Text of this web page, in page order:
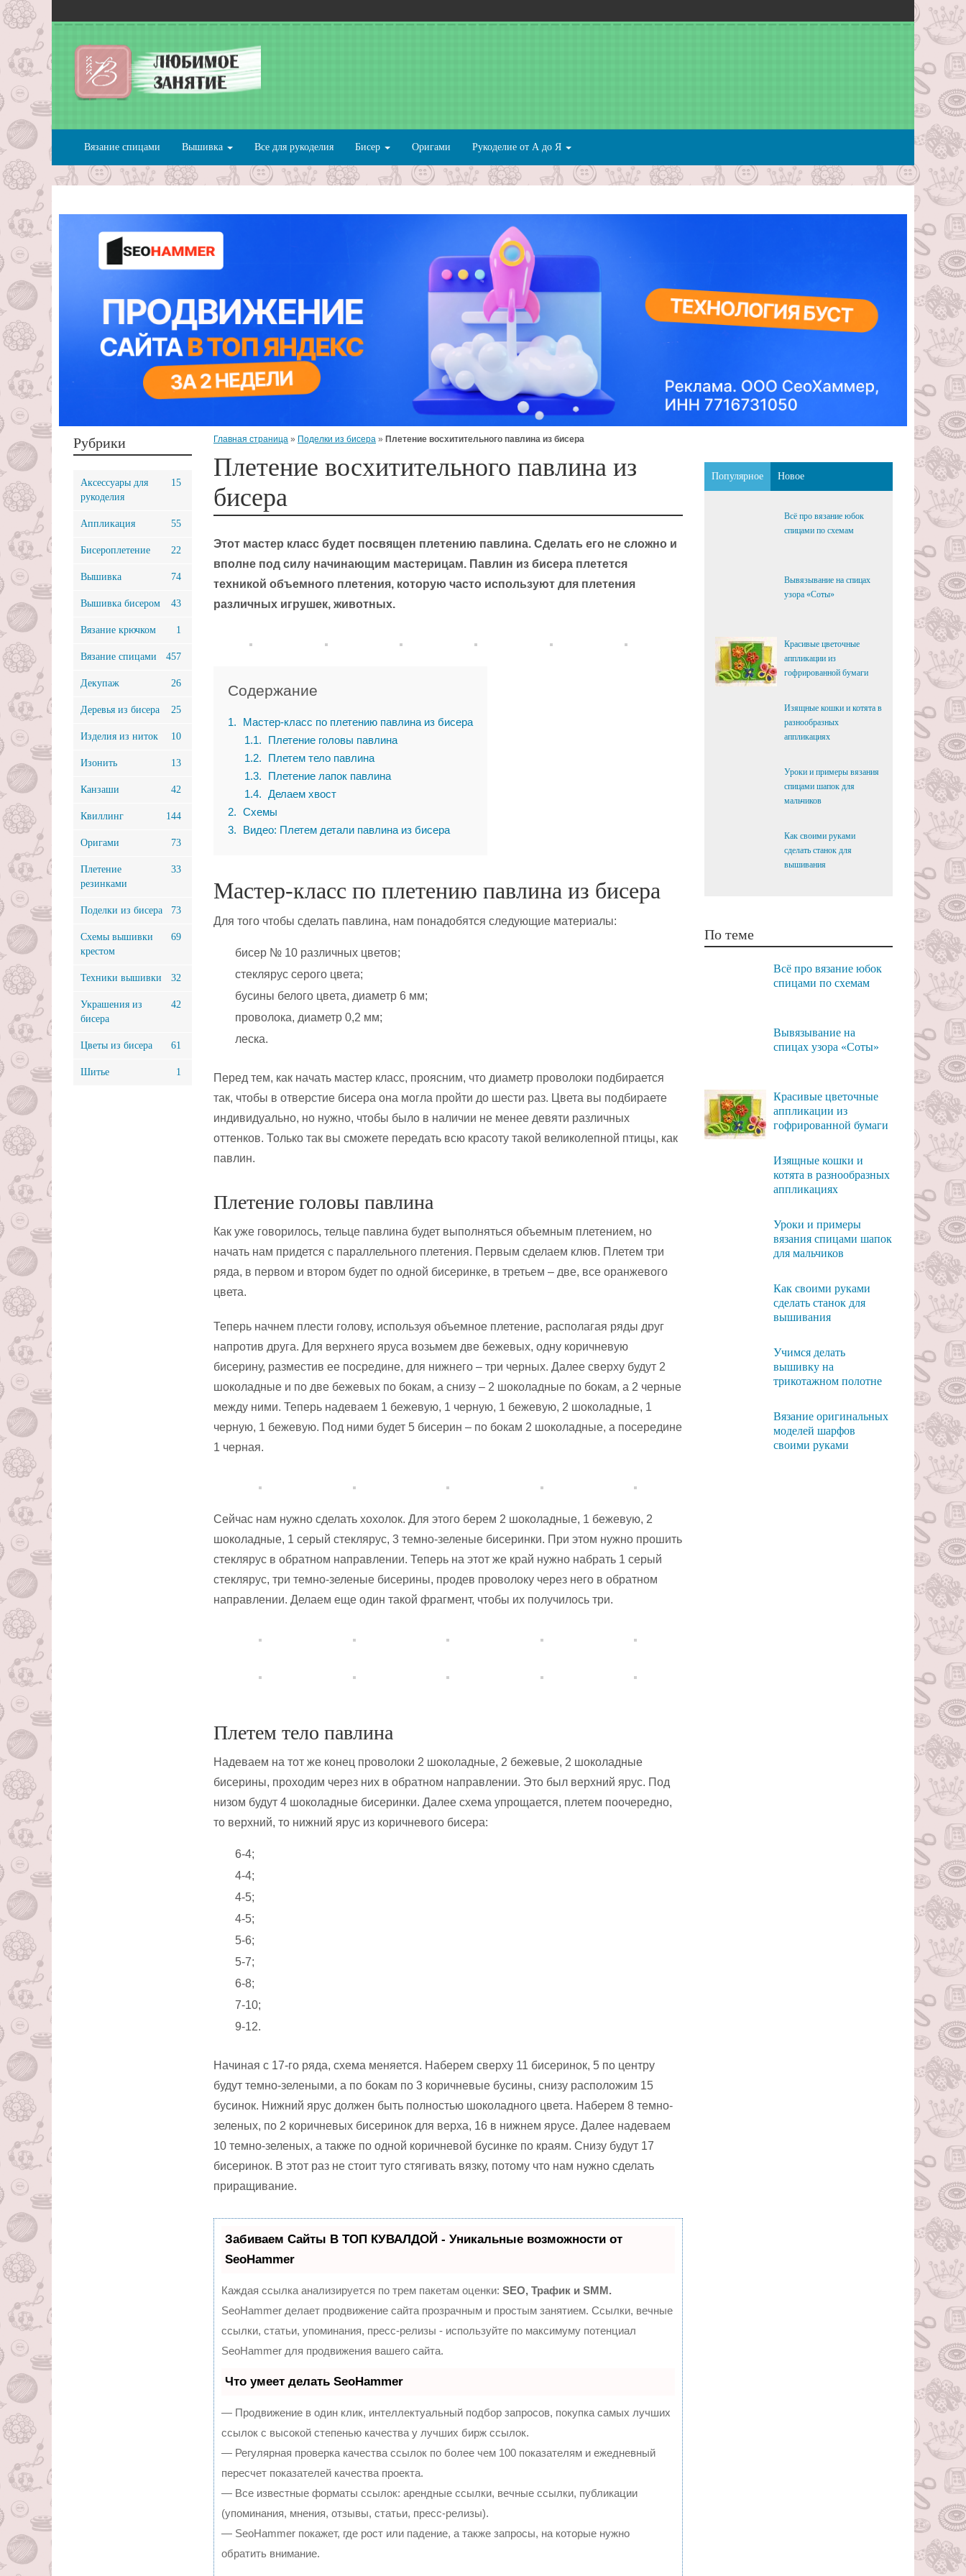
Вязание спицами Вышивка Все для рукоделия Бисер Оригами Рукоделие от А до Я
Главная страница » Поделки из бисера » Плетение восхитительного павлина из бисера
Плетение восхитительного павлина из
бисера
Этот мастер класс будет посвящен плетению павлина. Сделать его не сложно и
вполне под силу начинающим мастерицам. Павлин из бисера плетется
техникой объемного плетения, которую часто используют для плетения
различных игрушек, животных.
Содержание
1
Мастер-класс по плетению павлина из бисера
1.1
Плетение головы павлина
1.2
Плетем тело павлина
1.3
Плетение лапок павлина
1.4
Делаем хвост
2
Схемы
3
Видео: Плетем детали павлина из бисера
Мастер-класс по плетению павлина из бисера
Для того чтобы сделать павлина, нам понадобятся следующие материалы:
бисер № 10 различных цветов;
стеклярус серого цвета;
бусины белого цвета, диаметр 6 мм;
проволока, диаметр 0,2 мм;
леска.
Перед тем, как начать мастер класс, проясним, что диаметр проволоки подбирается
так, чтобы в отверстие бисера она могла пройти до шести раз. Цвета вы подбираете
индивидуально, но нужно, чтобы было в наличии не менее девяти различных
оттенков. Только так вы сможете передать всю красоту такой великолепной птицы, как
павлин.
Плетение головы павлина
Как уже говорилось, тельце павлина будет выполняться объемным плетением, но
начать нам придется с параллельного плетения. Первым сделаем клюв. Плетем три
ряда, в первом и втором будет по одной бисеринке, в третьем – две, все оранжевого
цвета.
Теперь начнем плести голову, используя объемное плетение, располагая ряды друг
напротив друга. Для верхнего яруса возьмем две бежевых, одну коричневую
бисерину, разместив ее посредине, для нижнего – три черных. Далее сверху будут 2
шоколадные и по две бежевых по бокам, а снизу – 2 шоколадные по бокам, а 2 черные
между ними. Теперь надеваем 1 бежевую, 1 черную, 1 бежевую, 2 шоколадные, 1
черную, 1 бежевую. Под ними будет 5 бисерин – по бокам 2 шоколадные, а посередине
1 черная.
Сейчас нам нужно сделать хохолок. Для этого берем 2 шоколадные, 1 бежевую, 2
шоколадные, 1 серый стеклярус, 3 темно-зеленые бисеринки. При этом нужно прошить
стеклярус в обратном направлении. Теперь на этот же край нужно набрать 1 серый
стеклярус, три темно-зеленые бисерины, продев проволоку через него в обратном
направлении. Делаем еще один такой фрагмент, чтобы их получилось три.
Плетем тело павлина
Надеваем на тот же конец проволоки 2 шоколадные, 2 бежевые, 2 шоколадные
бисерины, проходим через них в обратном направлении. Это был верхний ярус. Под
низом будут 4 шоколадные бисеринки. Далее схема упрощается, плетем поочередно,
то верхний, то нижний ярус из коричневого бисера:
6-4;
4-4;
4-5;
4-5;
5-6;
5-7;
6-8;
7-10;
9-12.
Начиная с 17-го ряда, схема меняется. Наберем сверху 11 бисеринок, 5 по центру
будут темно-зелеными, а по бокам по 3 коричневые бусины, снизу расположим 15
бусинок. Нижний ярус должен быть полностью шоколадного цвета. Наберем 8 темно-
зеленых, по 2 коричневых бисеринок для верха, 16 в нижнем ярусе. Далее надеваем
10 темно-зеленых, а также по одной коричневой бусинке по краям. Снизу будут 17
бисеринок. В этот раз не стоит туго стягивать вязку, потому что нам нужно сделать
приращивание.
Забиваем Сайты В ТОП КУВАЛДОЙ - Уникальные возможности от
SeoHammer
Каждая ссылка анализируется по трем пакетам оценки: SEO, Трафик и SMM.
SeoHammer делает продвижение сайта прозрачным и простым занятием. Ссылки, вечные
ссылки, статьи, упоминания, пресс-релизы - используйте по максимуму потенциал
SeoHammer для продвижения вашего сайта.
Что умеет делать SeoHammer
— Продвижение в один клик, интеллектуальный подбор запросов, покупка самых лучших
ссылок с высокой степенью качества у лучших бирж ссылок.
— Регулярная проверка качества ссылок по более чем 100 показателям и ежедневный
пересчет показателей качества проекта.
— Все известные форматы ссылок: арендные ссылки, вечные ссылки, публикации
(упоминания, мнения, отзывы, статьи, пресс-релизы).
— SeoHammer покажет, где рост или падение, а также запросы, на которые нужно
обратить внимание.
Популярное Новое
Всё про вязание юбок
спицами по схемам
Вывязывание на спицах
узора «Соты»
Красивые цветочные
аппликации из
гофрированной бумаги
Изящные кошки и котята в
разнообразных
аппликациях
Уроки и примеры вязания
спицами шапок для
мальчиков
Как своими руками
сделать станок для
вышивания
По теме
Всё про вязание юбок
спицами по схемам
Вывязывание на
спицах узора «Соты»
Красивые цветочные
аппликации из
гофрированной бумаги
Изящные кошки и
котята в разнообразных
аппликациях
Уроки и примеры
вязания спицами шапок
для мальчиков
Как своими руками
сделать станок для
вышивания
Учимся делать
вышивку на
трикотажном полотне
Вязание оригинальных
моделей шарфов
своими руками
Рубрики
Аксессуары для
рукоделия
15
Аппликация 55
Бисероплетение 22
Вышивка 74
Вышивка бисером 43
Вязание крючком 1
Вязание спицами 457
Декупаж 26
Деревья из бисера 25
Изделия из ниток 10
Изонить 13
Канзаши 42
Квиллинг 144
Оригами 73
Плетение
резинками
33
Поделки из бисера 73
Схемы вышивки
крестом
69
Техники вышивки 32
Украшения из
бисера
42
Цветы из бисера 61
Шитье 1